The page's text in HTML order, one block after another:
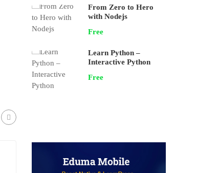
From Zero to Hero
with Nodejs
Free
Learn Python –
Interactive Python
Free